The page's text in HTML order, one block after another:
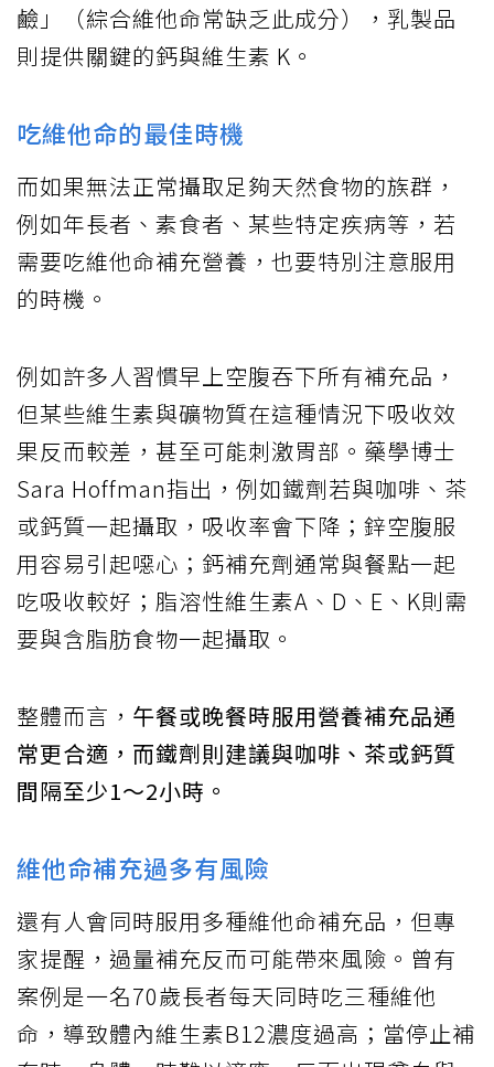
鹼」（綜合維他命常缺乏此成分），乳製品
則提供關鍵的鈣與維生素 K。
吃維他命的最佳時機
而如果無法正常攝取足夠天然食物的族群，
例如年長者、素食者、某些特定疾病等，若
需要吃維他命補充營養，也要特別注意服用
的時機。
例如許多人習慣早上空腹吞下所有補充品，
但某些維生素與礦物質在這種情況下吸收效
果反而較差，甚至可能刺激胃部。藥學博士
Sara Hoffman指出，例如鐵劑若與咖啡、茶
或鈣質一起攝取，吸收率會下降；鋅空腹服
用容易引起噁心；鈣補充劑通常與餐點一起
吃吸收較好；脂溶性維生素A、D、E、K則需
要與含脂肪食物一起攝取。
整體而言， 午餐或晚餐時服用營養補充品通
常更合適，而鐵劑則建議與咖啡、茶或鈣質
間隔至少1～2小時。
維他命補充過多有風險
還有人會同時服用多種維他命補充品，但專
家提醒，過量補充反而可能帶來風險。曾有
案例是一名70歲長者每天同時吃三種維他
命，導致體內維生素B12濃度過高；當停止補